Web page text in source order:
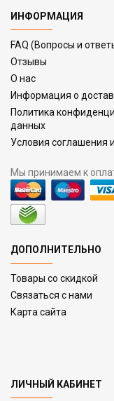
ИНФОРМАЦИЯ
FAQ (Вопросы и
Отзывы
О нас
Информация о
Политика
данных
Условия соглашения
Мы принимаем к
ДОПОЛНИТЕЛЬНО
Товары со скидкой
Связаться с нами
Карта сайта
ЛИЧНЫЙ КАБИНЕТ